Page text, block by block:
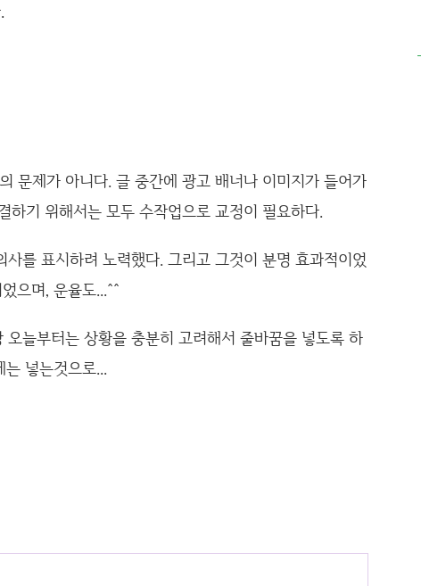
문제가 아니다. 글 중간에 광고 배너나 이미지가 들어가
기 위해서는 모두 수작업으로 교정이 필요하다.
를 표시하려 노력했다. 그리고 그것이 분명 효과적이었
으며, 운율도...^^
늘부터는 상황을 충분히 고려해서 줄바꿈을 넣도록 하
넣는것으로...